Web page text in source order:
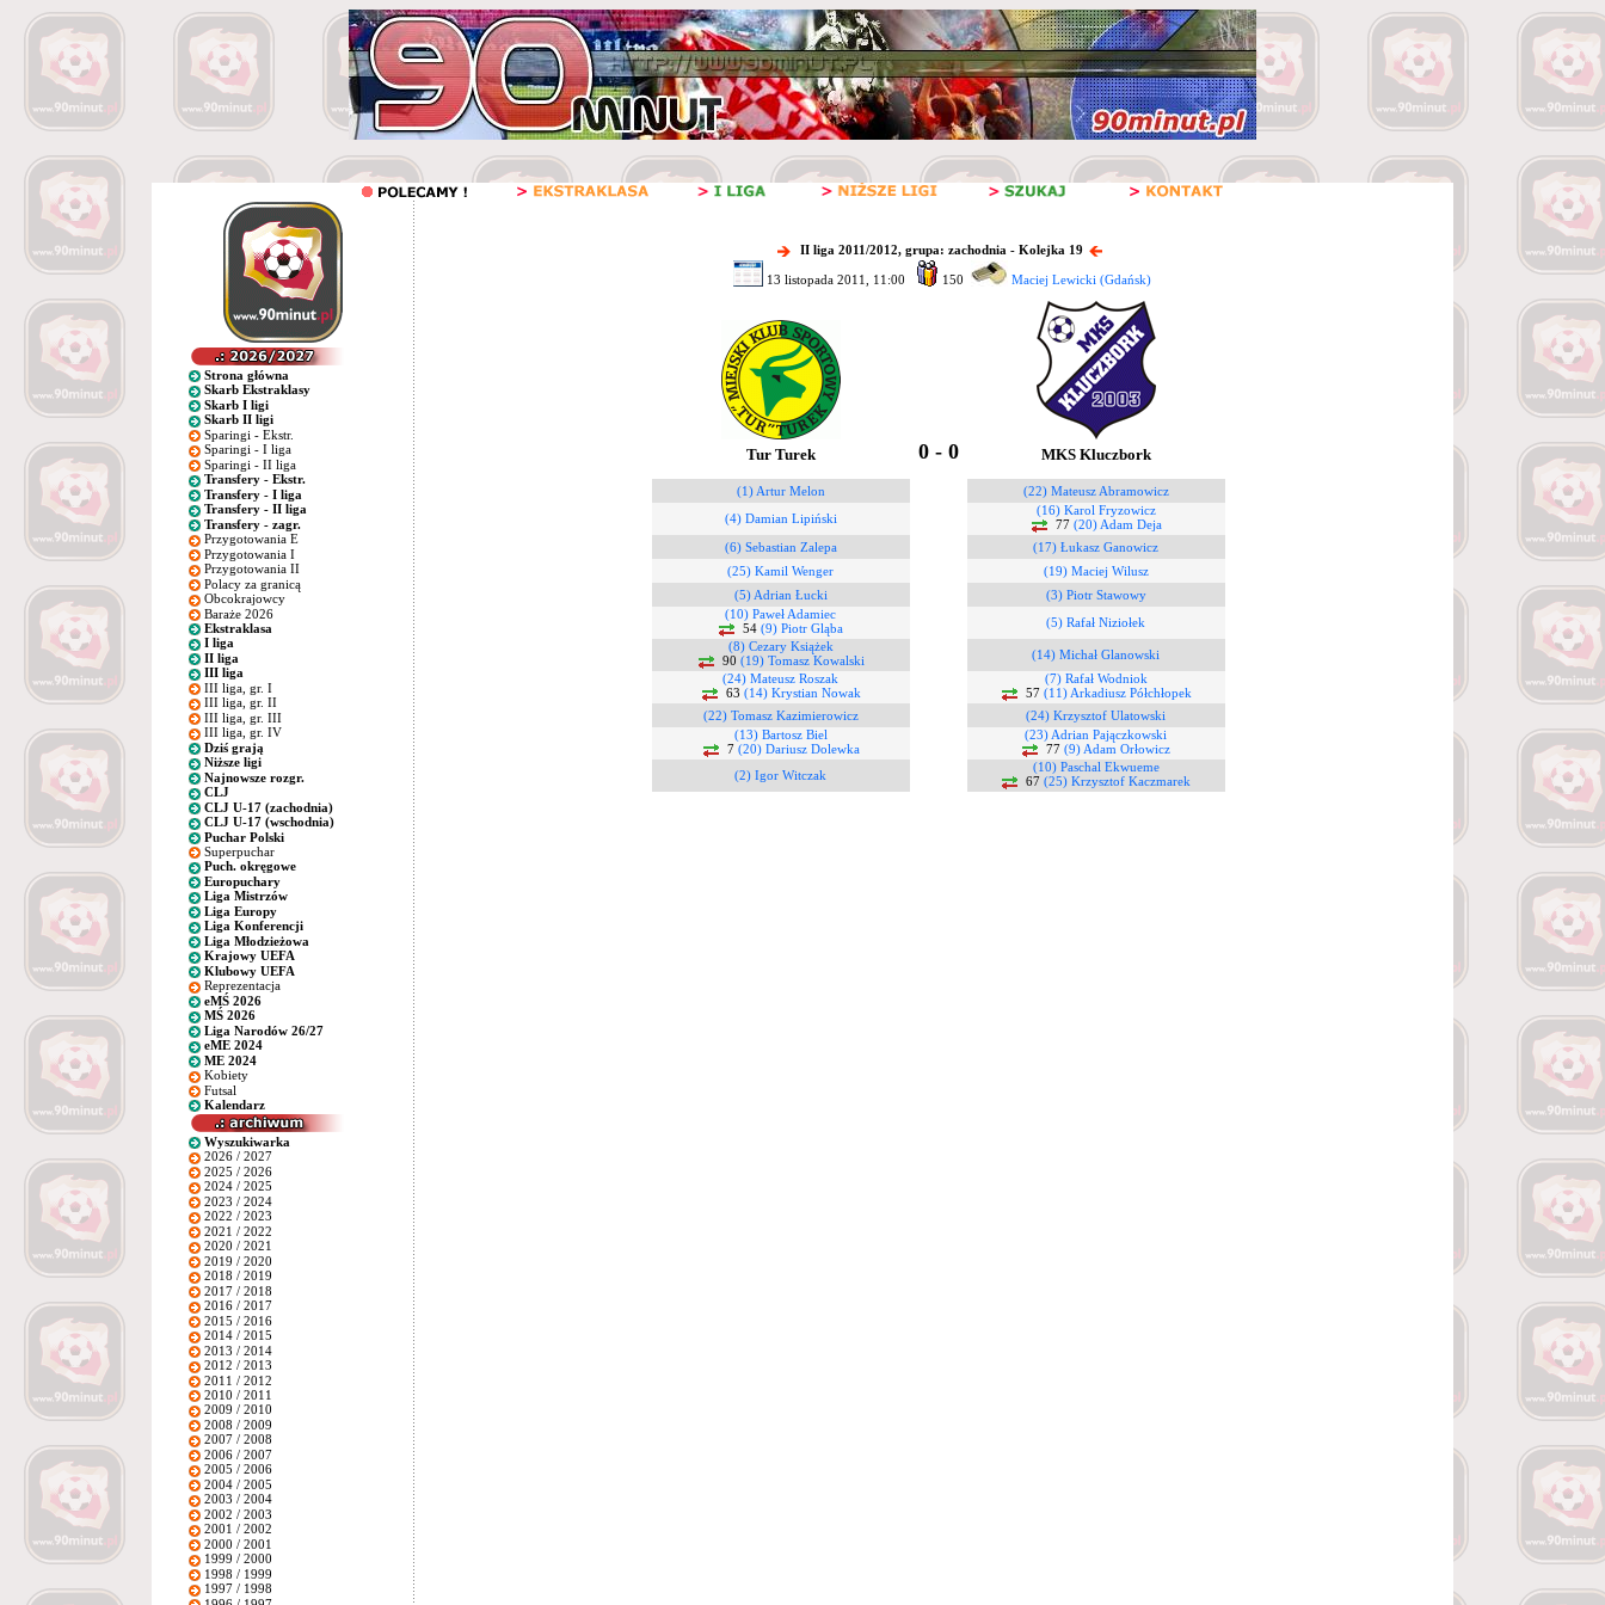
Strona główna
Skarb Ekstraklasy
Skarb I ligi
Skarb II ligi
Sparingi - Ekstr.
Sparingi - I liga
Sparingi - II liga
Transfery - Ekstr.
Transfery - I liga
Transfery - II liga
Transfery - zagr.
Przygotowania E
Przygotowania I
Przygotowania II
Polacy za granicą
Obcokrajowcy
Baraże 2026
Ekstraklasa
I liga
II liga
III liga
III liga, gr. I
III liga, gr. II
III liga, gr. III
III liga, gr. IV
Dziś grają
Niższe ligi
Najnowsze rozgr.
CLJ
CLJ U-17 (zachodnia)
CLJ U-17 (wschodnia)
Puchar Polski
Superpuchar
Puch. okręgowe
Europuchary
Liga Mistrzów
Liga Europy
Liga Konferencji
Liga Młodzieżowa
Krajowy UEFA
Klubowy UEFA
Reprezentacja
eMŚ 2026
MŚ 2026
Liga Narodów 26/27
eME 2024
ME 2024
Kobiety
Futsal
Kalendarz
Wyszukiwarka
2026 / 2027
2025 / 2026
2024 / 2025
2023 / 2024
2022 / 2023
2021 / 2022
2020 / 2021
2019 / 2020
2018 / 2019
2017 / 2018
2016 / 2017
2015 / 2016
2014 / 2015
2013 / 2014
2012 / 2013
2011 / 2012
2010 / 2011
2009 / 2010
2008 / 2009
2007 / 2008
2006 / 2007
2005 / 2006
2004 / 2005
2003 / 2004
2002 / 2003
2001 / 2002
2000 / 2001
1999 / 2000
1998 / 1999
1997 / 1998
II liga 2011/2012, grupa: zachodnia - Kolejka 19
13 listopada 2011, 11:00 150 Maciej Lewicki (Gdańsk)
Tur Turek 0 - 0 MKS Kluczbork
(1) Artur Melon
(22) Mateusz Abramowicz
(4) Damian Lipiński
(16) Karol Fryzowicz
77 (20) Adam Deja
(6) Sebastian Zalepa
(17) Łukasz Ganowicz
(25) Kamil Wenger
(19) Maciej Wilusz
(5) Adrian Łucki
(3) Piotr Stawowy
(10) Paweł Adamiec
54 (9) Piotr Gląba
(5) Rafał Niziołek
(8) Cezary Książek
90 (19) Tomasz Kowalski
(14) Michał Glanowski
(24) Mateusz Roszak
63 (14) Krystian Nowak
(7) Rafał Wodniok
57 (11) Arkadiusz Półchłopek
(22) Tomasz Kazimierowicz
(24) Krzysztof Ulatowski
(13) Bartosz Biel
7 (20) Dariusz Dolewka
(23) Adrian Pajączkowski
77 (9) Adam Orłowicz
(2) Igor Witczak
(10) Paschal Ekwueme
67 (25) Krzysztof Kaczmarek